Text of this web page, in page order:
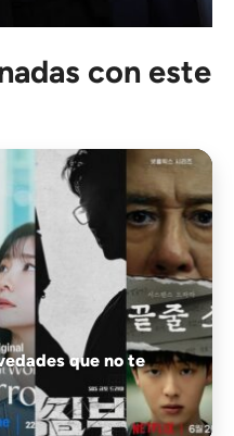
con este
que no te